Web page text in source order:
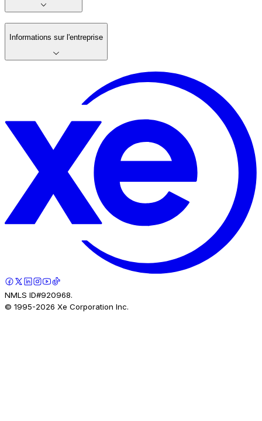
Informations sur l'entreprise
NMLS ID#920968.
© 1995-2026 Xe Corporation Inc.